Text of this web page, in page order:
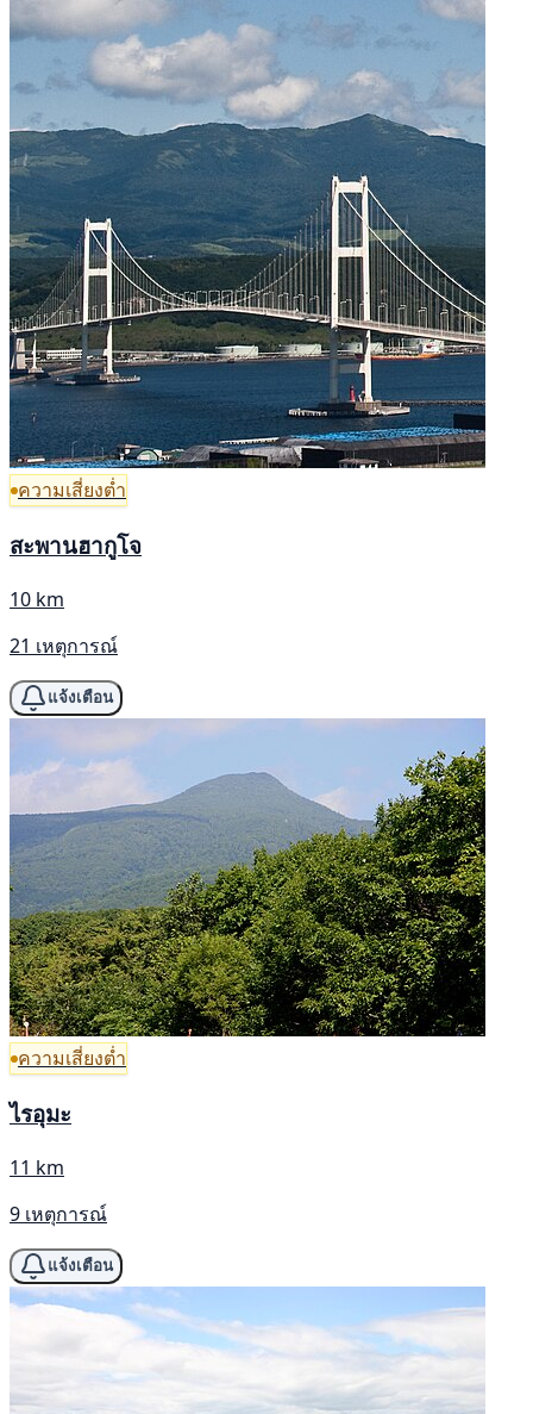
ความเสี่ยงต่ำ
สะพานฮากูโจ
10 km
21 เหตุการณ์
แจ้งเตือน
ความเสี่ยงต่ำ
ไรอุมะ
11 km
9 เหตุการณ์
แจ้งเตือน